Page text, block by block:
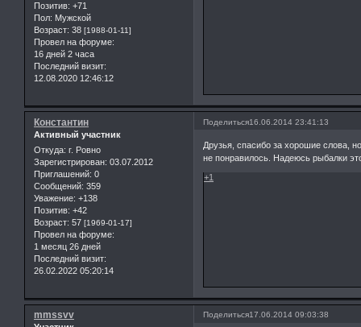
Позитив: +71
Пол: Мужской
Возраст: 38 [1988-01-11]
Провел на форуме:
16 дней 2 часа
Последний визит:
12.08.2020 12:46:12
Поделиться16.06.2014 23:41:13
Константин
Активный участник
Откуда: г. Ровно
Зарегистрирован: 03.07.2012
Приглашений: 0
Сообщений: 359
Уважение: +138
Позитив: +42
Возраст: 57 [1969-01-17]
Провел на форуме:
1 месяц 26 дней
Последний визит:
26.02.2022 05:20:14
Друзья, спасибо за хорошие слова,
не понравилось. Надеюсь рыбалки
+1
Поделиться17.06.2014 09:03:38
mmssvv